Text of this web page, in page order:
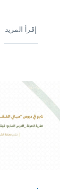
إقرأ المزيد